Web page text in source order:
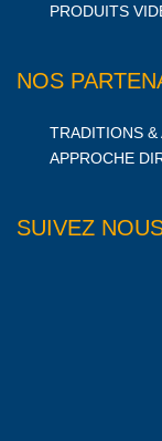
PRODUITS
NOS
TRADITIONS &
APPROCHE
SUIVEZ